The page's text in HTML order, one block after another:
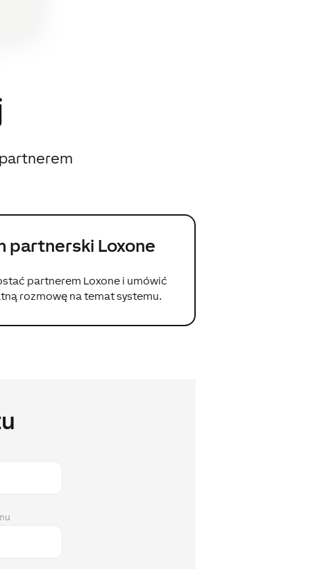
partnerski Loxone
partnerem Loxone i umówić
rozmowę na temat systemu.